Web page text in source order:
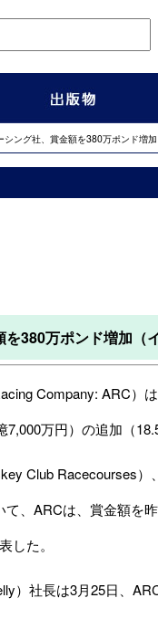
ング社、賞金額を380万ポンド増加
380万ポンド増加（
Company: ARC）
万円）の追加（
Club Racecourses
、ARCは、賞金額を
した。
）社長は3月25日、